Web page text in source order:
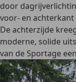
door
voor- en
De achterzijde
moderne, solide
van de Sportage